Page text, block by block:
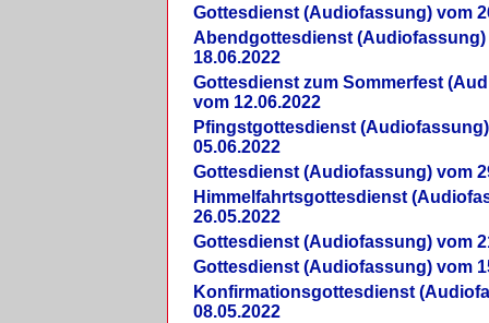
Gottesdienst (Audiofassung) vom
Abendgottesdienst (Audiofassung)
18.06.2022
Gottesdienst zum Sommerfest
vom 12.06.2022
Pfingstgottesdienst
05.06.2022
Gottesdienst (Audiofassung) vom
Himmelfahrtsgottesdienst
26.05.2022
Gottesdienst (Audiofassung) vom
Gottesdienst (Audiofassung) vom
Konfirmationsgottesdienst
08.05.2022